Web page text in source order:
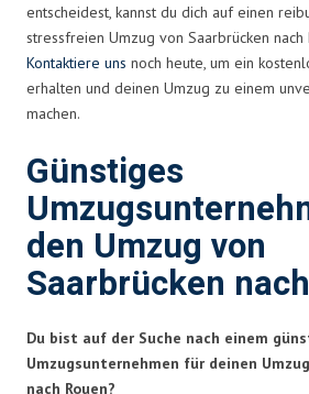
entscheidest, kannst du dich auf einen
stressfreien Umzug von Saarbrücken nach
Kontaktiere uns noch heute, um ein
erhalten und deinen Umzug zu einem
machen.
Günstiges
den Umzug von
Saarbrücken
Du bist auf der Suche nach einem
Umzugsunternehmen für deinen
nach Rouen?